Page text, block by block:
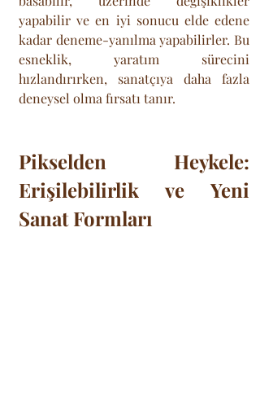
yapabilir ve en iyi sonucu elde edene
kadar deneme-yanılma yapabilirler. Bu
esneklik, yaratım sürecini
hızlandırırken, sanatçıya daha fazla
deneysel olma fırsatı tanır.
Pikselden Heykele:
Erişilebilirlik ve Yeni
Sanat Formları